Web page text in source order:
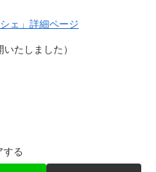
ェ」詳細ページ
たしました）
する